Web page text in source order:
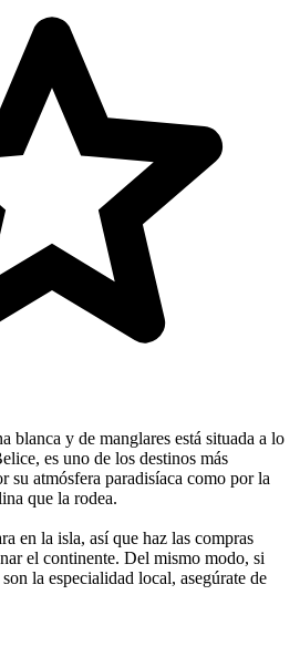
blanca y de manglares está situada a lo
es uno de los destinos más
su atmósfera paradisíaca como por la
que la rodea.
en la isla, así que haz las compras
el continente. Del mismo modo, si
la especialidad local, asegúrate de